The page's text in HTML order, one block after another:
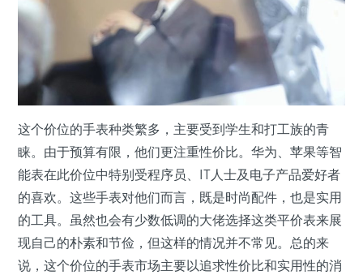
这个价位的手表种类繁多，主要受到学生和打工族的青
睐。由于预算有限，他们更注重性价比。华为、苹果等智
能表在此价位中特别受程序员、IT人士及电子产品爱好者
的喜欢。这些手表对他们而言，既是时尚配件，也是实用
的工具。虽然也会有少数低调的大佬选择这类平价表来展
现自己的朴素和节俭，但这样的情况并不常见。总的来
说，这个价位的手表市场主要以追求性价比和实用性的消